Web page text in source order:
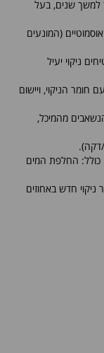
למשך שנים, בעל
(המונעים
ניקוי יעיל
הניקוי, ויישום
מהמיכל,
כולל: החלפת המים
חדש באחוזים